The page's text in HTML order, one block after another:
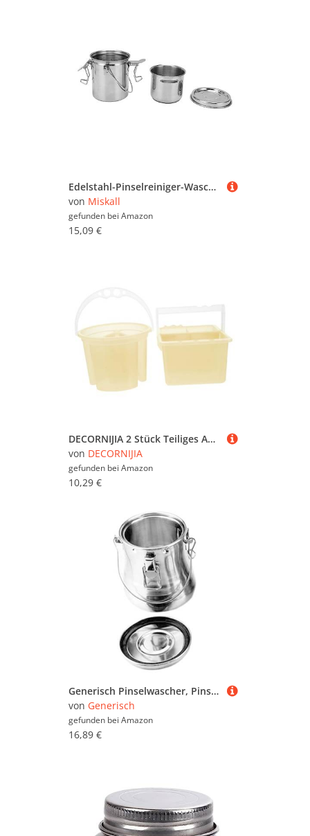
Edelstahl-Pinselreiniger-Waschmaschine – Auslaufsicherer, Tragbarer Schicht-Künstler-Pinselreiniger Mit Waschtank Für Ölkunstmalerei
von Miskall
gefunden bei Amazon
15,09 €
DECORNIJIA 2 Stück Teiliges Aquarell Pinselreiniger aus Robustem PP Tragbar und Leicht mit Henkel für Einfache Handhabung als Täglicher Pinselhalter und Waschbehälter für Künstler und
von DECORNIJIA
gefunden bei Amazon
10,29 €
Generisch Pinselwascher, Pinselhalter und Organizer,Tragbares, Robustes Pinselreinigungswerkzeug | Pinselreiniger, Abnehmbarer Pinselhalter, Pinselreiniger für Wasser, Spiritus, Tinten, Terpentin
von Generisch
gefunden bei Amazon
16,89 €